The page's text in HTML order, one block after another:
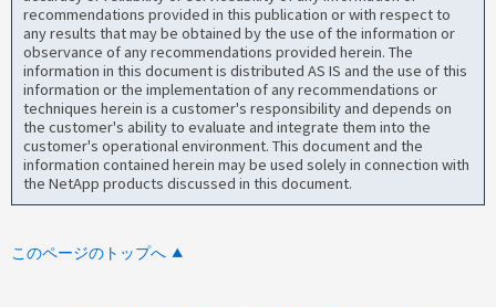
recommendations provided in this publication or with respect to
any results that may be obtained by the use of the information or
observance of any recommendations provided herein. The
information in this document is distributed AS IS and the use of this
information or the implementation of any recommendations or
techniques herein is a customer's responsibility and depends on
the customer's ability to evaluate and integrate them into the
customer's operational environment. This document and the
information contained herein may be used solely in connection with
the NetApp products discussed in this document.
このページのトップへ